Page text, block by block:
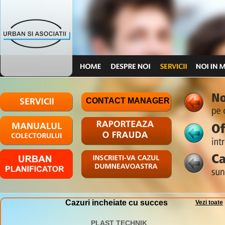
CONTACT MANAGER
Cazuri incheiate cu succes Vezi toate
PLAST TECHNIK